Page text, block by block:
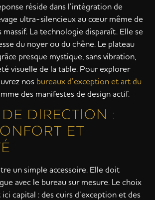
réside dans l’intégration de
ultra-silencieux au cœur même de
La technologie disparaît. Elle se
du noyer ou du chêne. Le plateau
presque mystique, sans vibration,
visuelle de la table. Pour explorer
nos bureaux d’exception et art du
des manifestes de design actif.
DE DIRECTION :
ET
un simple accessoire. Elle doit
avec le bureau sur mesure. Le choix
capital : des cuirs d’exception et des